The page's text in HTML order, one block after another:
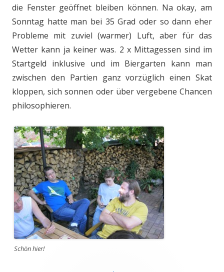
die Fenster geöffnet bleiben können. Na okay, am
Sonntag hatte man bei 35 Grad oder so dann eher
Probleme mit zuviel (warmer) Luft, aber für das
Wetter kann ja keiner was. 2 x Mittagessen sind im
Startgeld inklusive und im Biergarten kann man
zwischen den Partien ganz vorzüglich einen Skat
kloppen, sich sonnen oder über vergebene Chancen
philosophieren.
Schön hier!